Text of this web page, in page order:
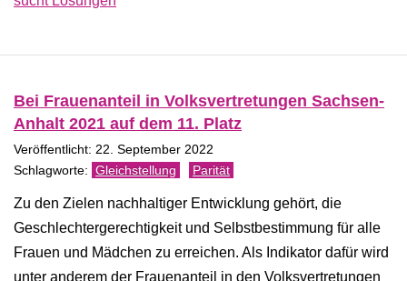
Bei Frauenanteil in Volksvertretungen Sachsen-
Anhalt 2021 auf dem 11. Platz
Veröffentlicht: 22. September 2022
Gleichstellung Parität
Zu den Zielen nachhaltiger Entwicklung gehört, die
Geschlechtergerechtigkeit und Selbstbestimmung für alle
Frauen und Mädchen zu erreichen. Als Indikator dafür wird
unter anderem der Frauenanteil in den Volksvertretungen